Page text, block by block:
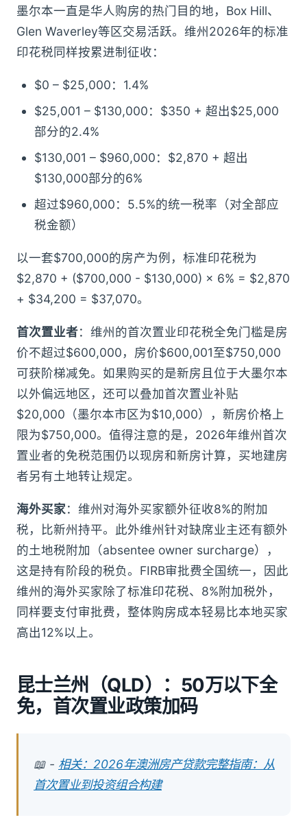
墨尔本一直是华人购房的热门目的地，Box Hill、
Glen Waverley等区交易活跃。维州2026年的标准
印花税同样按累进制征收：
$0 – $25,000：1.4%
$25,001 – $130,000：$350 + 超出$25,000
部分的2.4%
$130,001 – $960,000：$2,870 + 超出
$130,000部分的6%
超过$960,000：5.5%的统一税率（对全部应
税金额）
以一套$700,000的房产为例，标准印花税为
$2,870 + ($700,000 - $130,000) × 6% = $2,870
+ $34,200 = $37,070。
首次置业者：维州的首次置业印花税全免门槛是房
价不超过$600,000，房价$600,001至$750,000
可获阶梯减免。如果购买的是新房且位于大墨尔本
以外偏远地区，还可以叠加首次置业补贴
$20,000（墨尔本市区为$10,000），新房价格上
限为$750,000。值得注意的是，2026年维州首次
置业者的免税范围仍以现房和新房计算，买地建房
者另有土地转让规定。
海外买家：维州对海外买家额外征收8%的附加
税，比新州持平。此外维州针对缺席业主还有额外
的土地税附加（absentee owner surcharge），
这是持有阶段的税负。FIRB审批费全国统一，因此
维州的海外买家除了标准印花税、8%附加税外，
同样要支付审批费，整体购房成本轻易比本地买家
高出12%以上。
昆士兰州（QLD）：50万以下全
免，首次置业政策加码
📖 - 相关：2026年澳洲房产贷款完整指南：从
首次置业到投资组合构建